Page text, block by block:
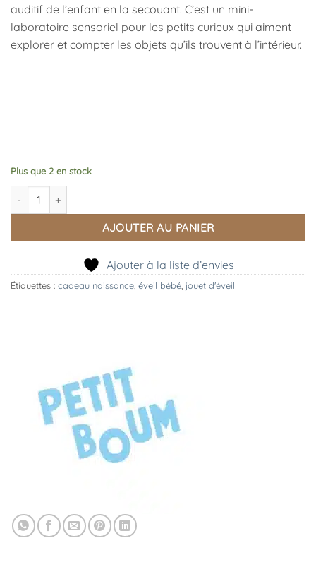
auditif de l’enfant en la secouant. C’est un mini-
laboratoire sensoriel pour les petits curieux qui aiment
explorer et compter les objets qu’ils trouvent à l’intérieur.
Plus que 2 en stock
quantité de Bouteille Sensorielle Singe
AJOUTER AU PANIER
Ajouter à la liste d’envies
Étiquettes : cadeau naissance éveil bébé jouet d'éveil